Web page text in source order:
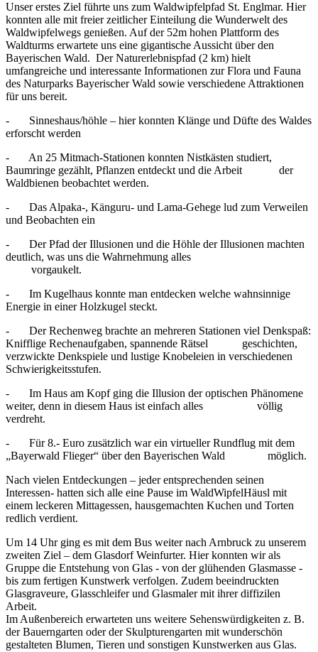
Unser erstes Ziel führte uns zum Waldwipfelpfad St. Englmar. Hier
konnten alle mit freier zeitlicher Einteilung die Wunderwelt des
Waldwipfelwegs genießen. Auf der 52m hohen Plattform des
Waldturms erwartete uns eine gigantische Aussicht über den
Bayerischen Wald. Der Naturerlebnispfad (2 km) hielt
umfangreiche und interessante Informationen zur Flora und Fauna
des Naturparks Bayerischer Wald sowie verschiedene Attraktionen
für uns bereit.
- Sinneshaus/höhle – hier konnten Klänge und Düfte des Waldes
erforscht werden
- An 25 Mitmach-Stationen konnten Nistkästen studiert,
Baumringe gezählt, Pflanzen entdeckt und die Arbeit der
Waldbienen beobachtet werden.
- Das Alpaka-, Känguru- und Lama-Gehege lud zum Verweilen
und Beobachten ein
- Der Pfad der Illusionen und die Höhle der Illusionen machten
deutlich, was uns die Wahrnehmung alles
vorgaukelt.
- Im Kugelhaus konnte man entdecken welche wahnsinnige
Energie in einer Holzkugel steckt.
- Der Rechenweg brachte an mehreren Stationen viel Denkspaß:
Knifflige Rechenaufgaben, spannende Rätsel geschichten,
verzwickte Denkspiele und lustige Knobeleien in verschiedenen
Schwierigkeitsstufen.
- Im Haus am Kopf ging die Illusion der optischen Phänomene
weiter, denn in diesem Haus ist einfach alles völlig
verdreht.
- Für 8.- Euro zusätzlich war ein virtueller Rundflug mit dem
„Bayerwald Flieger“ über den Bayerischen Wald möglich.
Nach vielen Entdeckungen – jeder entsprechenden seinen
Interessen- hatten sich alle eine Pause im WaldWipfelHäusl mit
einem leckeren Mittagessen, hausgemachten Kuchen und Torten
redlich verdient.
Um 14 Uhr ging es mit dem Bus weiter nach Arnbruck zu unserem
zweiten Ziel – dem Glasdorf Weinfurter. Hier konnten wir als
Gruppe die Entstehung von Glas - von der glühenden Glasmasse -
bis zum fertigen Kunstwerk verfolgen. Zudem beeindruckten
Glasgraveure, Glasschleifer und Glasmaler mit ihrer diffizilen
Arbeit.
Im Außenbereich erwarteten uns weitere Sehenswürdigkeiten z. B.
der Bauerngarten oder der Skulpturengarten mit wunderschön
gestalteten Blumen, Tieren und sonstigen Kunstwerken aus Glas.